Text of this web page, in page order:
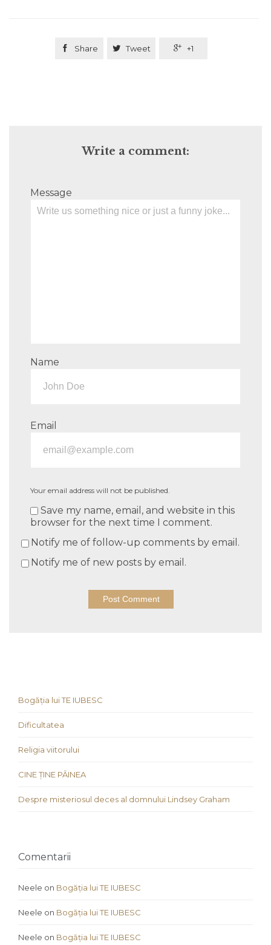
 Share  Tweet  +1
Write a comment:
Message
Name
Email
Your email address will not be published.
Save my name, email, and website in this
browser for the next time I comment.
Notify me of follow-up comments by email.
Notify me of new posts by email.
Bogăția lui TE IUBESC
Dificultatea
Religia viitorului
CINE ȚINE PÂINEA
Despre misteriosul deces al domnului Lindsey Graham
Comentarii
Neele on Bogăția lui TE IUBESC
Neele on Bogăția lui TE IUBESC
Neele on Bogăția lui TE IUBESC